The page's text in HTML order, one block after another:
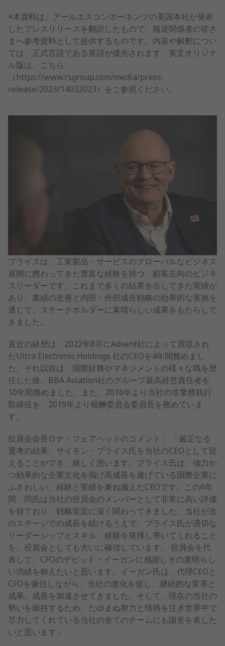
※本資料は、アールエスコンポーネンツの英国本社が発表
したプレスリリースを翻訳したもので、報道関係者の皆さ
まへ参考資料として提供するものです。内容や解釈につい
ては、正式言語である英語が優先されます。英文オリジナ
ル版は、こちら
（https://www.rsgroup.com/media/press-
release/2023/14032023）をご参照ください。
プライスは、工業製品・サービスのグローバルなビジネス
展開に携わってきた豊富な経験を持つ、顧客志向のビジネ
スリーダーです。これまで多くの結果を出してきた実績が
あり、業績の改善と内部・外部成長戦略の効果的な実施を
通じて、ステークホルダーに素晴らしい成果をもたらして
きました。
直近の経歴は、2022年8月にAdvent社によって買収され
たUltra Electronic Holdings 社のCEOを4年間務めまし
た。それ以前は、国際財務やマネジメントの様々な職を歴
任した後、BBA Aviation社のグループ最高経営責任者を
10年間務めました。また、2016年より当社の非業務執行
取締役を、2019年より報酬委員会委員長を務めていま
す。
役員会会長ロナ・フェアヘッドのコメント： 「厳正なる
選考の結果、サイモン・プライス氏を当社のCEOとして迎
えることができ、嬉しく思います。プライス氏は、強力か
つ効果的な企業文化を掲げ高成長を遂げている国際企業に
ふさわしい、経験と実績を兼ね備えたCEOです。この6年
間、同氏は当社の役員会のメンバーとして非常に高い評価
を得ており、戦略策定に深く関わってきました。当社が次
のステージでの成長を続けるうえで、プライス氏が適切な
リーダーシップとスキル、経験を発揮し率いてくれること
を、役員会としても大いに確信しています。 役員会を代
表して、CFOのデビッド・イーガンに感謝しその素晴らし
い功績を称えたいと思います。イーガン氏は、代理CEOと
CFOを兼任しながら、当社の進化を促し、継続的な変革と
成果、成長を加速させてきました。そして、現在の当社の
勢いを維持するため、たゆまぬ努力と情熱を注ぎ世界中で
尽力してくれている当社の全てのチームにも謝意を表した
いと思います」